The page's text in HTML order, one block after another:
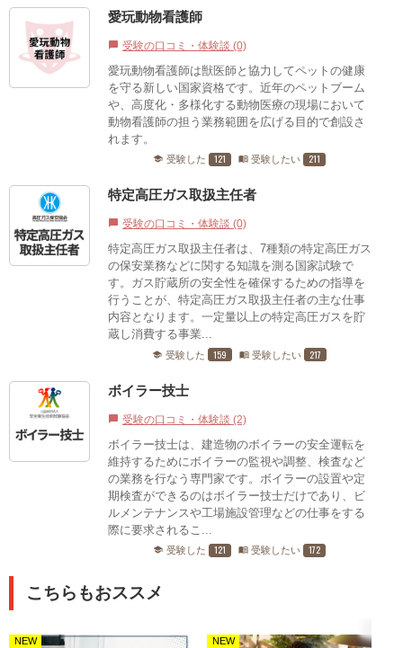
愛玩動物看護師
chat_bubble 受験の口コミ・体験談 (0)
愛玩動物看護師は獣医師と協力してペットの健康
を守る新しい国家資格です。近年のペットブーム
や、高度化・多様化する動物医療の現場において
動物看護師の担う業務範囲を広げる目的で創設さ
れます。
school 受験した 121 menu_book 受験したい 211
特定高圧ガス取扱主任者
chat_bubble 受験の口コミ・体験談 (0)
特定高圧ガス取扱主任者は、7種類の特定高圧ガス
の保安業務などに関する知識を測る国家試験で
す。ガス貯蔵所の安全性を確保するための指導を
行うことが、特定高圧ガス取扱主任者の主な仕事
内容となります。一定量以上の特定高圧ガスを貯
蔵し消費する事業...
school 受験した 159 menu_book 受験したい 217
ボイラー技士
chat_bubble 受験の口コミ・体験談 (2)
ボイラー技士は、建造物のボイラーの安全運転を
維持するためにボイラーの監視や調整、検査など
の業務を行なう専門家です。ボイラーの設置や定
期検査ができるのはボイラー技士だけであり、ビ
ルメンテナンスや工場施設管理などの仕事をする
際に要求されるこ...
school 受験した 121 menu_book 受験したい 172
こちらもおススメ
NEW NEW